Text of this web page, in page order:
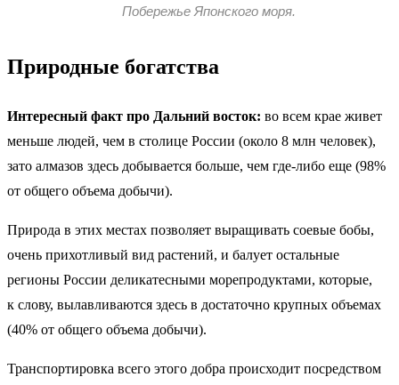
Побережье Японского моря.
Природные богатства
Интересный факт про Дальний восток: во всем крае живет
меньше людей, чем в столице России (около 8 млн человек),
зато алмазов здесь добывается больше, чем где-либо еще (98%
от общего объема добычи).
Природа в этих местах позволяет выращивать соевые бобы,
очень прихотливый вид растений, и балует остальные
регионы России деликатесными морепродуктами, которые,
к слову, вылавливаются здесь в достаточно крупных объемах
(40% от общего объема добычи).
Транспортировка всего этого добра происходит посредством